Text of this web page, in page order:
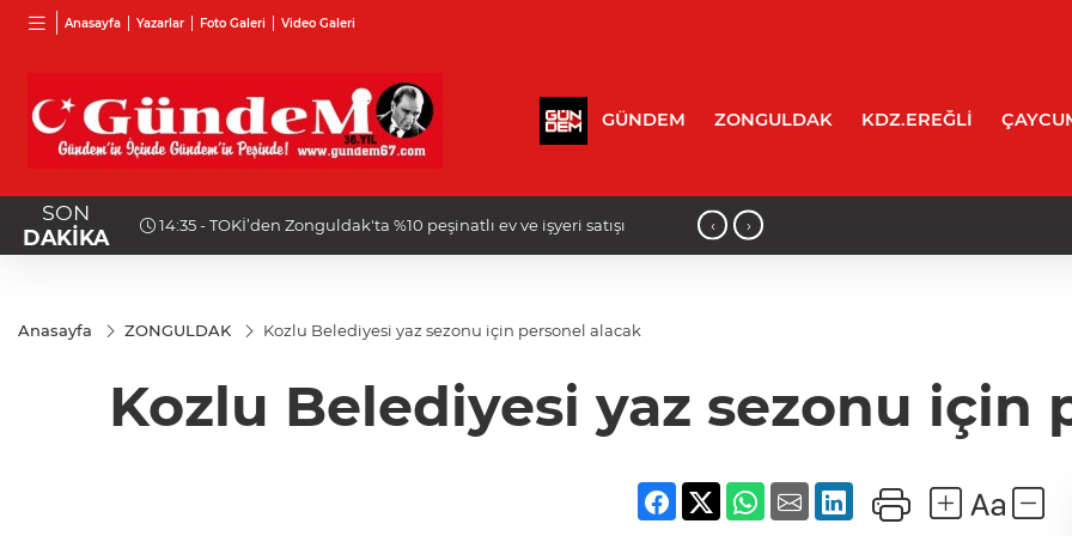
Anasayfa Yazarlar Foto Galeri Video Galeri
GÜNDEM ZONGULDAK KDZ.EREĞLİ
SON
DAKİKA
14:35 - TOKİ’den Zonguldak'ta %10 peşinatlı ev ve işyeri satışı ‹ ›
Anasayfa ZONGULDAK Kozlu Belediyesi yaz sezonu için personel alacak
Kozlu Belediyesi yaz sezonu için